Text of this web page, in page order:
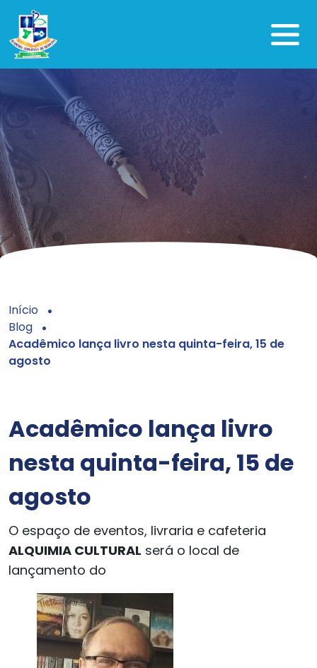
Início
Blog
Acadêmico lança livro nesta quinta-feira, 15 de
agosto
Acadêmico lança livro
nesta quinta-feira, 15 de
agosto
O espaço de eventos, livraria e cafeteria
ALQUIMIA CULTURAL será o local de
lançamento do